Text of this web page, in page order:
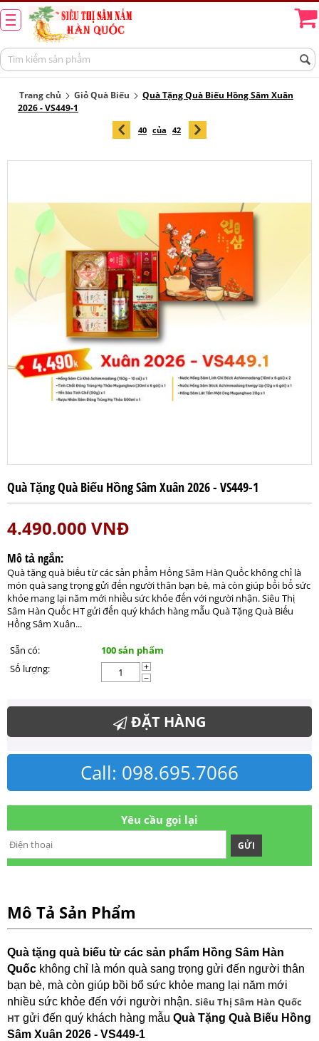
Trang chủ Giỏ Quà Biếu
Quà Tặng Quà Biếu Hồng Sâm Xuân
2026 - VS449-1
40 của 42
Quà Tặng Quà Biếu Hồng Sâm Xuân 2026 - VS449-1
4.490.000 VNĐ
Mô tả ngắn:
Quà tặng quà biếu từ các sản phẩm Hồng Sâm Hàn Quốc không chỉ là
món quà sang trọng gửi đến người thân bạn bè, mà còn giúp bồi bổ sức
khỏe mang lại năm mới nhiều sức khỏe đến với người nhận. Siêu Thị
Sâm Hàn Quốc HT gửi đến quý khách hàng mẫu Quà Tặng Quà Biếu
Hồng Sâm Xuân...
Sẵn có:
100 sản phẩm
Số lượng:
+
−
ĐẶT HÀNG
Call: 098.695.7066
Yêu cầu gọi lại
GỬI
Mô Tả Sản Phẩm
Quà tặng quà biếu từ các sản phẩm Hồng Sâm Hàn
Quốc không chỉ là món quà sang trọng gửi đến người thân
bạn bè, mà còn giúp bồi bổ sức khỏe mang lại năm mới
nhiều sức khỏe đến với người nhận. Siêu Thị Sâm Hàn Quốc
HT gửi đến quý khách hàng mẫu Quà Tặng Quà Biếu Hồng
Sâm Xuân 2026 - VS449-1